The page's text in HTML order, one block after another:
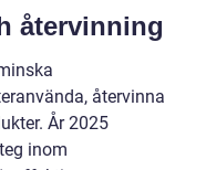
återvinning
återvinna
År 2025
inom